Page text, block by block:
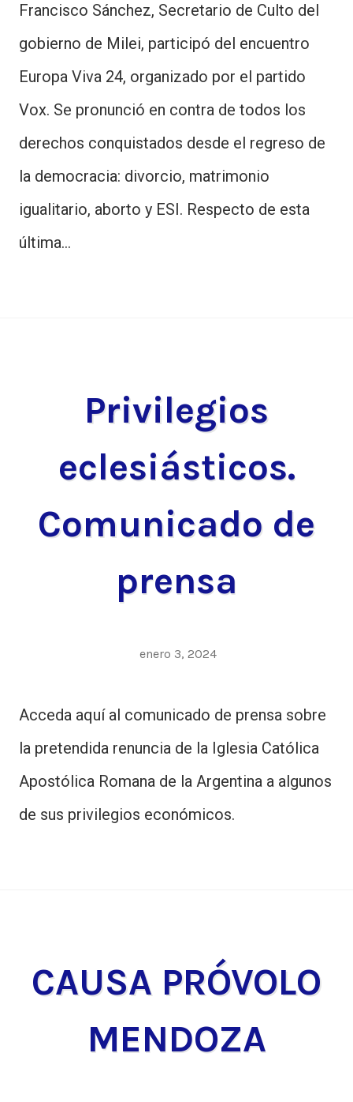
Francisco Sánchez, Secretario de Culto del
gobierno de Milei, participó del encuentro
Europa Viva 24, organizado por el partido
Vox. Se pronunció en contra de todos los
derechos conquistados desde el regreso de
la democracia: divorcio, matrimonio
igualitario, aborto y ESI. Respecto de esta
última…
Privilegios
eclesiásticos.
Comunicado de
prensa
enero 3, 2024
Acceda aquí al comunicado de prensa sobre
la pretendida renuncia de la Iglesia Católica
Apostólica Romana de la Argentina a algunos
de sus privilegios económicos.
CAUSA PRÓVOLO
MENDOZA